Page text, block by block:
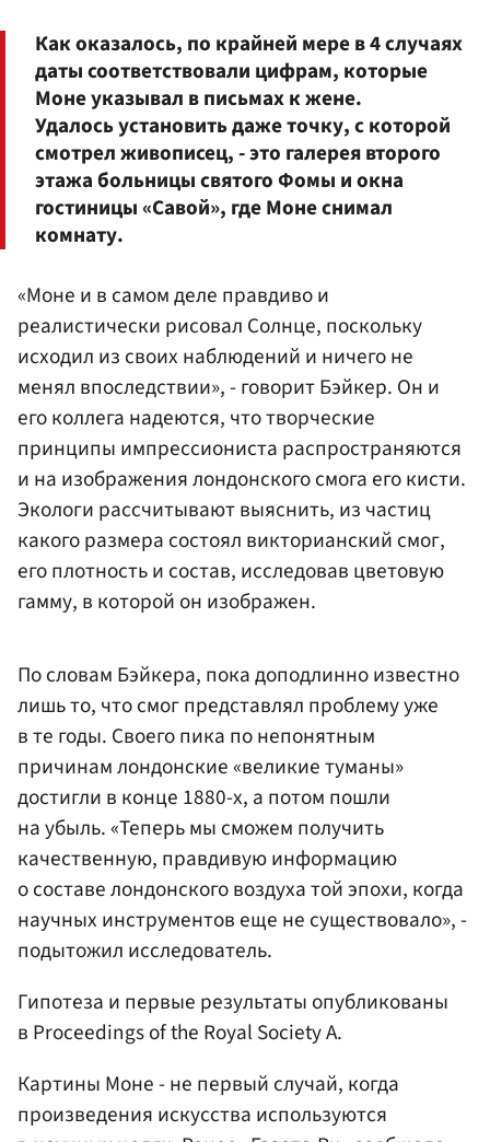
Как оказалось, по крайней мере в 4 случаях
даты соответствовали цифрам, которые
Моне указывал в письмах к жене.
Удалось установить даже точку, с которой
смотрел живописец, - это галерея второго
этажа больницы святого Фомы и окна
гостиницы «Савой», где Моне снимал
комнату.
«Моне и в самом деле правдиво и
реалистически рисовал Солнце, поскольку
исходил из своих наблюдений и ничего не
менял впоследствии», - говорит Бэйкер. Он и
его коллега надеются, что творческие
принципы импрессиониста распространяются
и на изображения лондонского смога его кисти.
Экологи рассчитывают выяснить, из частиц
какого размера состоял викторианский смог,
его плотность и состав, исследовав цветовую
гамму, в которой он изображен.
По словам Бэйкера, пока доподлинно известно
лишь то, что смог представлял проблему уже
в те годы. Своего пика по непонятным
причинам лондонские «великие туманы»
достигли в конце 1880-х, а потом пошли
на убыль. «Теперь мы сможем получить
качественную, правдивую информацию
о составе лондонского воздуха той эпохи, когда
научных инструментов еще не существовало», -
подытожил исследователь.
Гипотеза и первые результаты опубликованы
в Proceedings of the Royal Society A.
Картины Моне - не первый случай, когда
произведения искусства используются